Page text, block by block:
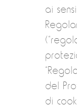
ai
del
di